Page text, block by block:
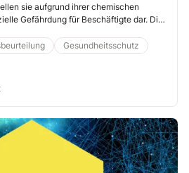
sie aufgrund ihrer chemischen
Gefährdung für Beschäftigte dar. Die
Hier erfahren Sie, wie Sie schnell
Desinfektionsmittel für welchen
Gesundheitsschutz